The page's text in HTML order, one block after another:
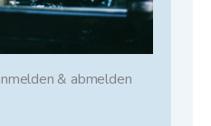
& abmelden